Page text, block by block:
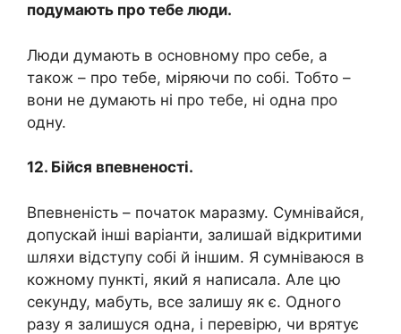
подумають про тебе люди.
Люди думають в основному про себе, а
також – про тебе, міряючи по собі. Тобто –
вони не думають ні про тебе, ні одна про
одну.
12. Бійся впевненості.
Впевненість – початок маразму. Сумнівайся,
допускай інші варіанти, залишай відкритими
шляхи відступу собі й іншим. Я сумніваюся в
кожному пункті, який я написала. Але цю
секунду, мабуть, все залишу як є. Одного
разу я залишуся одна, і перевірю, чи врятує